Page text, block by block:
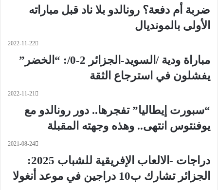
ضربة أم دفعة؟ رونالدو بلا ناد قبل مباراته
الأولى بالمونديال
2022-11-22
مباراة ودية /السويد-الجزائر 2-0/: “الخضر”
يفشلون في استرجاع الثقة
2022-11-21
“سبورت إيطاليا” تفجرها.. دور رونالدو مع
يوفنتوس انتهى.. وهذه وجهته المقبلة
2021-08-24
دراجات -الالعاب الإفريقية للشباب 2025:
الجزائر تشارك ب10 دراجين في موعد أنغولا